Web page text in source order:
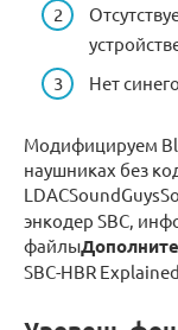
Нет
Модифицируем
наушниках без
энкодер SBC,
файлы
SBC-HBR Explained